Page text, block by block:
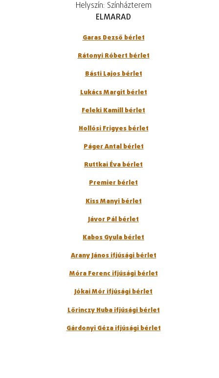
Helyszín: Színházterem
ELMARAD
Garas Dezső bérlet
Rátonyi Róbert bérlet
Básti Lajos bérlet
Lukács Margit bérlet
Feleki Kamill bérlet
Hollósi Frigyes bérlet
Páger Antal bérlet
Ruttkai Éva bérlet
Premier bérlet
Kiss Manyi bérlet
Jávor Pál bérlet
Kabos Gyula bérlet
Arany János ifjúsági bérlet
Móra Ferenc ifjúsági bérlet
Jókai Mór ifjúsági bérlet
Lőrinczy Huba ifjúsági bérlet
Gárdonyi Géza ifjúsági bérlet